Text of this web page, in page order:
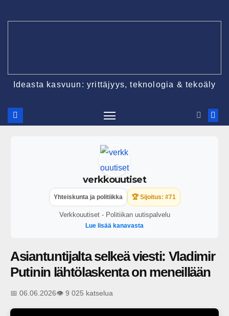
Ideasta kasvuun: yrittäjyys, teknologia & tekoäly
verkkouutiset
Yhteiskunta ja politiikka 🏆 Sijoitus: #71
Verkkouutiset - Politiikan uutispalvelu
Lue lisää kanavasta
Asiantuntijalta selkeä viesti: Vladimir
Putinin lähtölaskenta on meneillään
📅 06.06.2026👁️ 9 025 katselua